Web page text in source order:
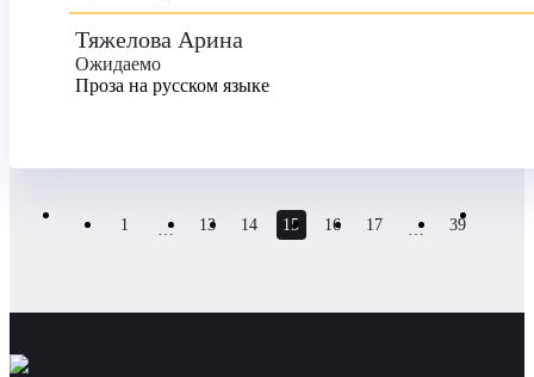
Тяжелова Арина
Ожидаемо
Проза на русском языке
1 … 13 14 15 16 17 … 39